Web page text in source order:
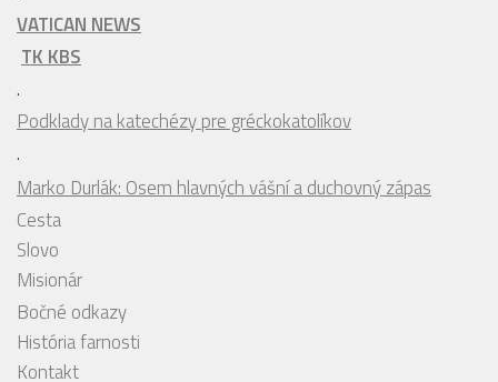
VATICAN NEWS
TK KBS
.
Podklady na katechézy pre gréckokatolíkov
.
Marko Durlák: Osem hlavných vášní a duchovný zápas
Cesta
Slovo
Misionár
Bočné odkazy
História farnosti
Kontakt